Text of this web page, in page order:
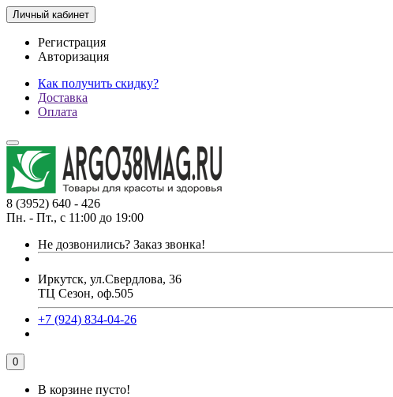
Личный кабинет
Регистрация
Авторизация
Как получить скидку?
Доставка
Оплата
8 (3952) 640 - 426
Пн. - Пт., с 11:00 до 19:00
Не дозвонились? Заказ звонка!
Иркутск, ул.Свердлова, 36
ТЦ Сезон, оф.505
+7 (924) 834-04-26
0
В корзине пусто!